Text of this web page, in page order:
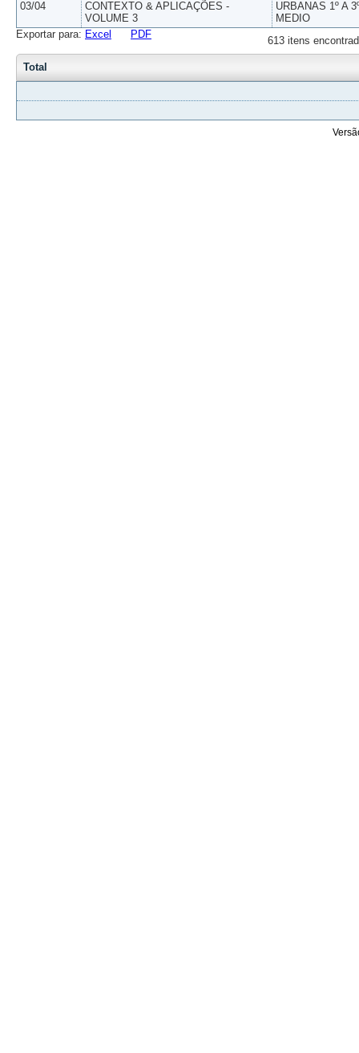
03/04
CONTEXTO & APLICAÇÕES -
VOLUME 3
URBANAS 1º A
MEDIO
613 itens
Exportar para: Excel PDF
Total